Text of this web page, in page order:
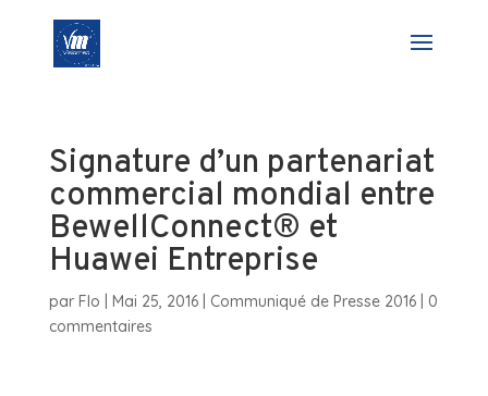
Signature d’un partenariat
commercial mondial entre
BewellConnect® et
Huawei Entreprise
par Flo Mai 25, 2016| Communiqué de Presse 2016| 0
commentaires